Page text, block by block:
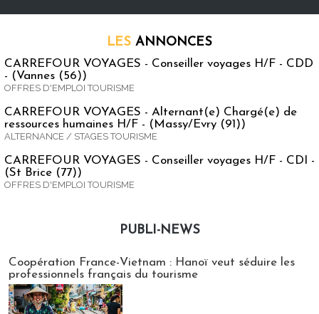
LES ANNONCES
CARREFOUR VOYAGES - Conseiller voyages H/F - CDD
- (Vannes (56))
OFFRES D'EMPLOI TOURISME
CARREFOUR VOYAGES - Alternant(e) Chargé(e) de
ressources humaines H/F - (Massy/Evry (91))
ALTERNANCE / STAGES TOURISME
CARREFOUR VOYAGES - Conseiller voyages H/F - CDI -
(St Brice (77))
OFFRES D'EMPLOI TOURISME
PUBLI-NEWS
Coopération France-Vietnam : Hanoï veut séduire les
professionnels français du tourisme